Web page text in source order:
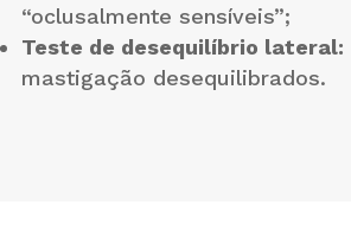
“oclusalmente sensíveis”;
Teste de desequilíbrio lateral:
mastigação desequilibrados.